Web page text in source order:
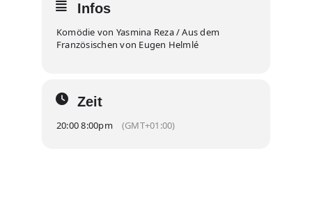
Infos
Komödie von Yasmina Reza / Aus dem
Französischen von Eugen Helmlé
Zeit
20:00 8:00pm (GMT+01:00)